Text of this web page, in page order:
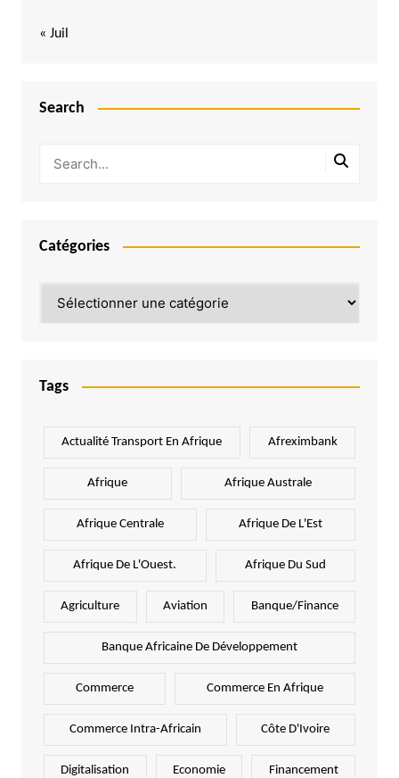
« Juil
Search
Catégories
Tags
Actualité Transport En Afrique Afreximbank
Afrique Afrique Australe
Afrique Centrale Afrique De L'Est
Afrique De L'Ouest. Afrique Du Sud
Agriculture Aviation Banque/Finance
Banque Africaine De Développement
Commerce Commerce En Afrique
Commerce Intra-Africain Côte D'Ivoire
Digitalisation Economie Financement